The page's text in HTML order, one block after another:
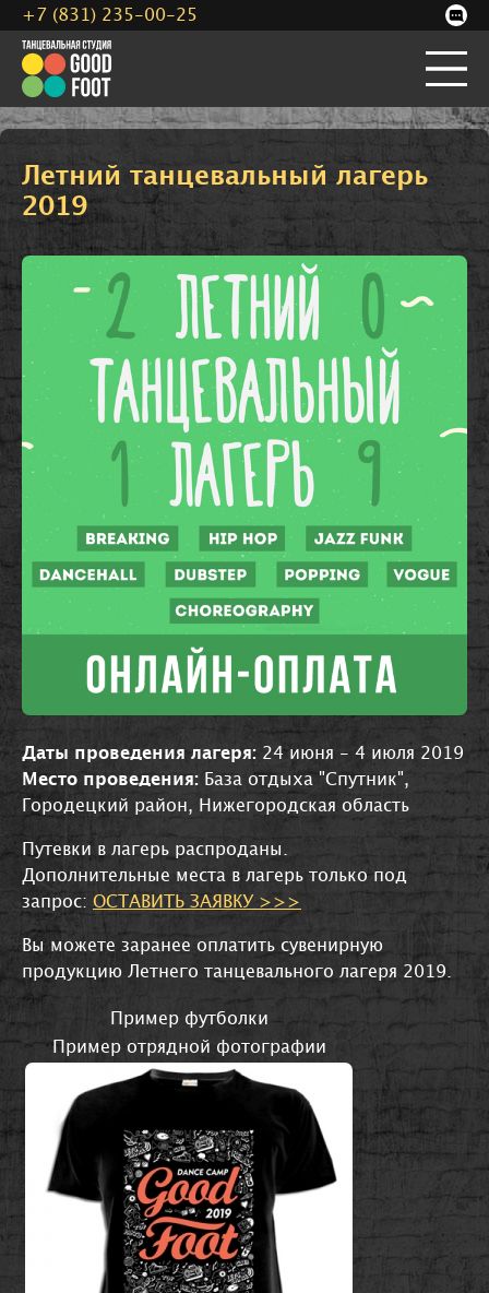
Летний танцевальный лагерь
2019
Даты проведения лагеря: 24 июня - 4 июля 2019
Место проведения: База отдыха "Спутник",
Городецкий район, Нижегородская область
Путевки в лагерь распроданы.
Дополнительные места в лагерь только под
запрос: ОСТАВИТЬ ЗАЯВКУ >>>
Вы можете заранее оплатить сувенирную
продукцию Летнего танцевального лагеря 2019.
Пример футболки
Пример отрядной фотографии
+7 (831) 235-00-25